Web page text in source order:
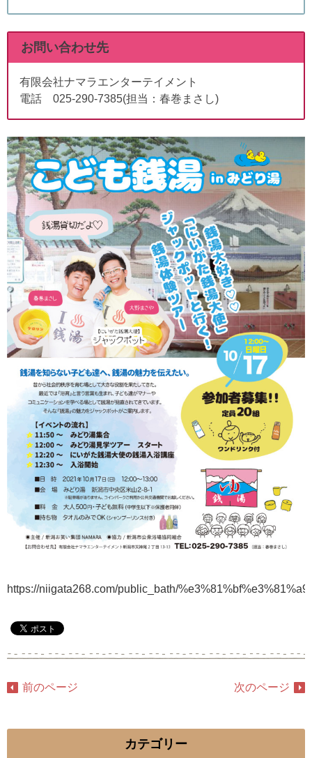
お問い合わせ先
有限会社ナマラエンターテイメント
電話 025-290-7385(担当：春巻まさし)
https://niigata268.com/public_bath/
前のページ 次のページ
カテゴリー